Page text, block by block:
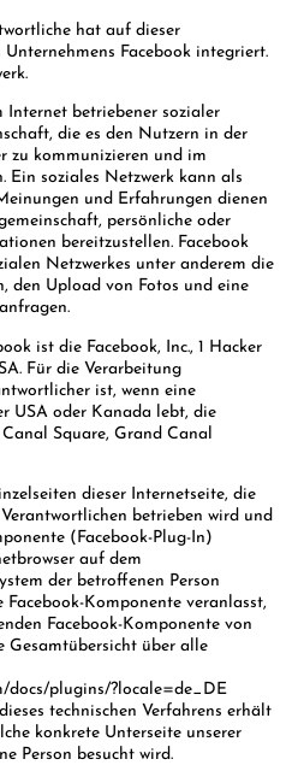
hat auf dieser
Facebook integriert.
Internet betriebener sozialer
die es den Nutzern in der
zu kommunizieren und im
Ein soziales Netzwerk kann als
und Erfahrungen dienen
persönliche oder
bereitzustellen. Facebook
Netzwerkes unter anderem die
den Upload von Fotos und eine
ist die Facebook, Inc., 1 Hacker
Für die Verarbeitung
ist, wenn eine
USA oder Kanada lebt, die
Square, Grand Canal
dieser Internetseite, die
betrieben wird und
(Facebook-Plug-In)
auf dem
der betroffenen Person
Komponente veranlasst,
Facebook-Komponente von
Gesamtübersicht über alle
docs/plugins/?locale=de_DE
technischen Verfahrens erhält
konkrete Unterseite unserer
Person besucht wird.